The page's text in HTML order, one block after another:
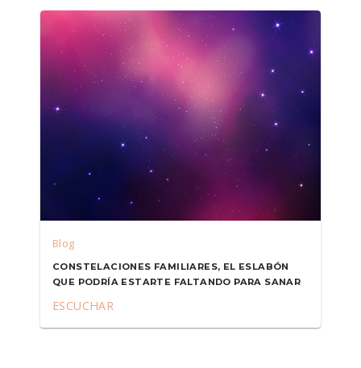
Blog
CONSTELACIONES FAMILIARES, EL ESLABÓN
QUE PODRÍA ESTARTE FALTANDO PARA SANAR
ESCUCHAR